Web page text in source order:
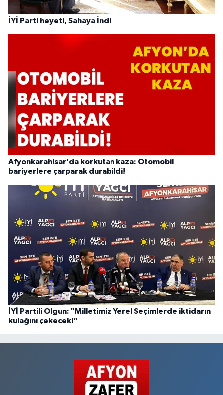
İYİ Parti heyeti, Sahaya İndi
Afyonkarahisar’da korkutan kaza: Otomobil
bariyerlere çarparak durabildi!
İYİ Partili Olgun: "Milletimiz Yerel Seçimlerde iktidarın
kulağını çekecek!"